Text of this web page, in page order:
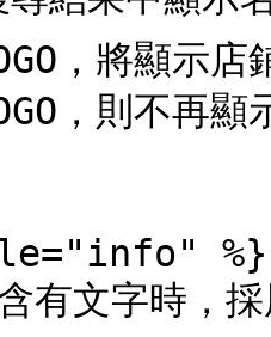
，將顯示店
，則不再顯
%}
有文字時，